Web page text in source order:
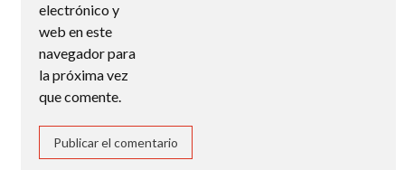
electrónico y
web en este
navegador para
la próxima vez
que comente.